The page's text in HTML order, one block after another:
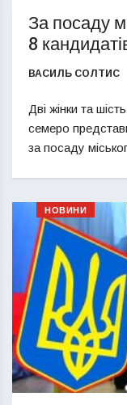
За посаду
8
ВАСИЛЬ СОЛТИС
Дві жінки та
семеро
за посаду
НОВИНИ